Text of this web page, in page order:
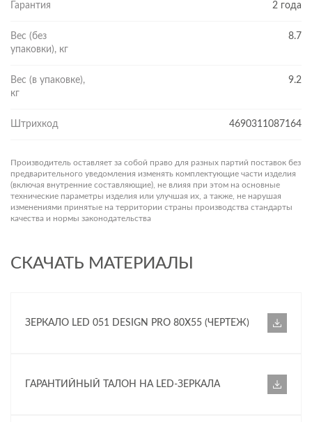
Зеркала Cersanit просты в установке. В комплекте есть всё
необходимое для монтажа. Модель Led 051 Design Pro
спокойствие и уверенность в оборудовании, предназначенном
для использования в условиях повышенной влажности.
Гарантия 2 года
Вес (без
упаковки), кг
8.7
Вес (в упаковке),
кг
9.2
Штрихкод 4690311087164
Производитель оставляет за собой право для разных партий поставок без
предварительного уведомления изменять комплектующие части изделия
(включая внутренние составляющие), не влияя при этом на основные
технические параметры изделия или улучшая их, а также, не нарушая
изменениями принятые на территории страны производства стандарты
качества и нормы законодательства
СКАЧАТЬ МАТЕРИАЛЫ
ЗЕРКАЛО LED 051 DESIGN PRO 80X55 (ЧЕРТЕЖ)
ГАРАНТИЙНЫЙ ТАЛОН НА LED-ЗЕРКАЛА